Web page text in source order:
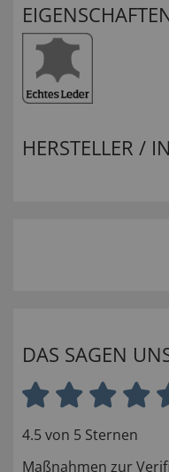
HERSTELLER /
DAS SAGEN
4.5 von 5 Sternen
Maßnahmen zur